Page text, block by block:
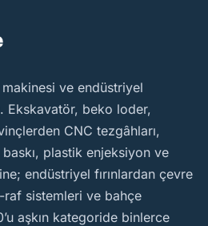
ve endüstriyel
Ekskavatör, beko loder,
CNC tezgâhları,
plastik enjeksiyon ve
endüstriyel fırınlardan çevre
sistemleri ve bahçe
aşkın kategoride binlerce